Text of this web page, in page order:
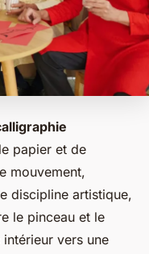
papier et de
mouvement,
discipline artistique,
le pinceau et le
vers une